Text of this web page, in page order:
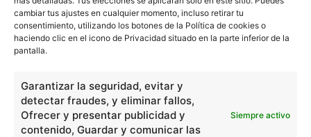
cambiar tus ajustes en cualquier momento, incluso retirar tu
consentimiento, utilizando los botones de la Política de cookies o
haciendo clic en el icono de Privacidad situado en la parte inferior de la
pantalla.
Garantizar la seguridad, evitar y
detectar fraudes, y eliminar fallos,
Ofrecer y presentar publicidad y
contenido, Guardar y comunicar las
Siempre activo